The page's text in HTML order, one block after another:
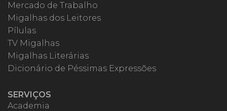
Mercado de Trabalho
Migalhas dos Leitores
Pílulas
TV Migalhas
Migalhas Literárias
Dicionário de Péssimas Expressões
SERVIÇOS
Academia